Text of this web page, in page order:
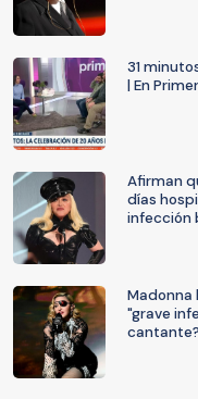
31
| En
Afirman
días
infección
Madonna
"grave
cantante?